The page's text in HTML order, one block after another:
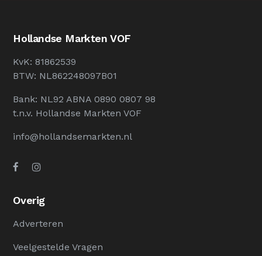
Hollandse Markten VOF
KvK: 81862539
BTW: NL862248097B01
Bank: NL92 ABNA 0890 0807 98
t.n.v. Hollandse Markten VOF
info@hollandsemarkten.nl
Overig
Adverteren
Veelgestelde Vragen